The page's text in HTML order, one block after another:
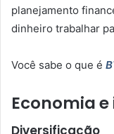
planejamento
dinheiro trabalhar
Você sabe o que é
Economia
Diversificação